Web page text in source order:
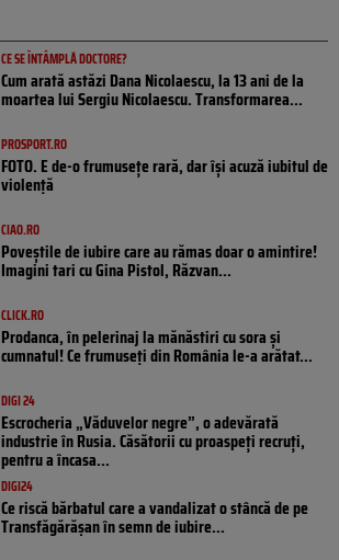
CE SE ÎNTÂMPLĂ DOCTORE?
Cum arată astăzi Dana Nicolaescu, la 13 ani de la
moartea lui Sergiu Nicolaescu. Transformarea...
PROSPORT.RO
FOTO. E de-o frumusețe rară, dar își acuză iubitul de
violență
CIAO.RO
Poveştile de iubire care au rămas doar o amintire!
Imagini tari cu Gina Pistol, Răzvan...
CLICK.RO
Prodanca, în pelerinaj la mănăstiri cu sora și
cumnatul! Ce frumuseți din România le-a arătat...
DIGI 24
Escrocheria „Văduvelor negre”, o adevărată
industrie în Rusia. Căsătorii cu proaspeți recruți,
pentru a încasa...
DIGI24
Ce riscă bărbatul care a vandalizat o stâncă de pe
Transfăgărășan în semn de iubire...